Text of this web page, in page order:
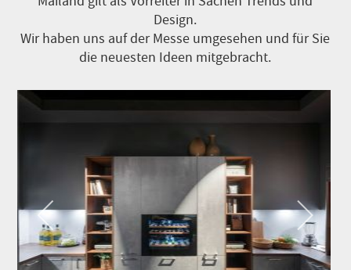
Design.
Wir haben uns auf der Messe umgesehen und für Sie
die neuesten Ideen mitgebracht.